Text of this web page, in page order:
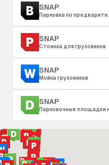
SNAP
Парковка по
SNAP
Стоянка для грузовиков
SNAP
Мойка грузовиков
SNAP
Парковочные площадки